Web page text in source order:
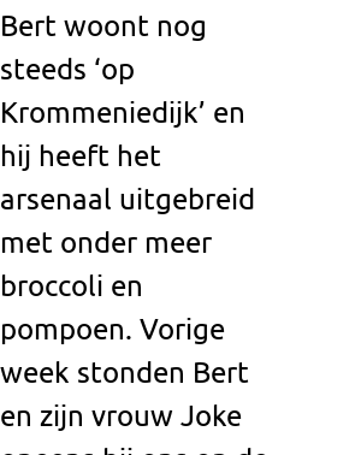
Bert woont nog
steeds ‘op
Krommeniedijk’ en
hij heeft het
arsenaal uitgebreid
met onder meer
broccoli en
pompoen. Vorige
week stonden Bert
en zijn vrouw Joke